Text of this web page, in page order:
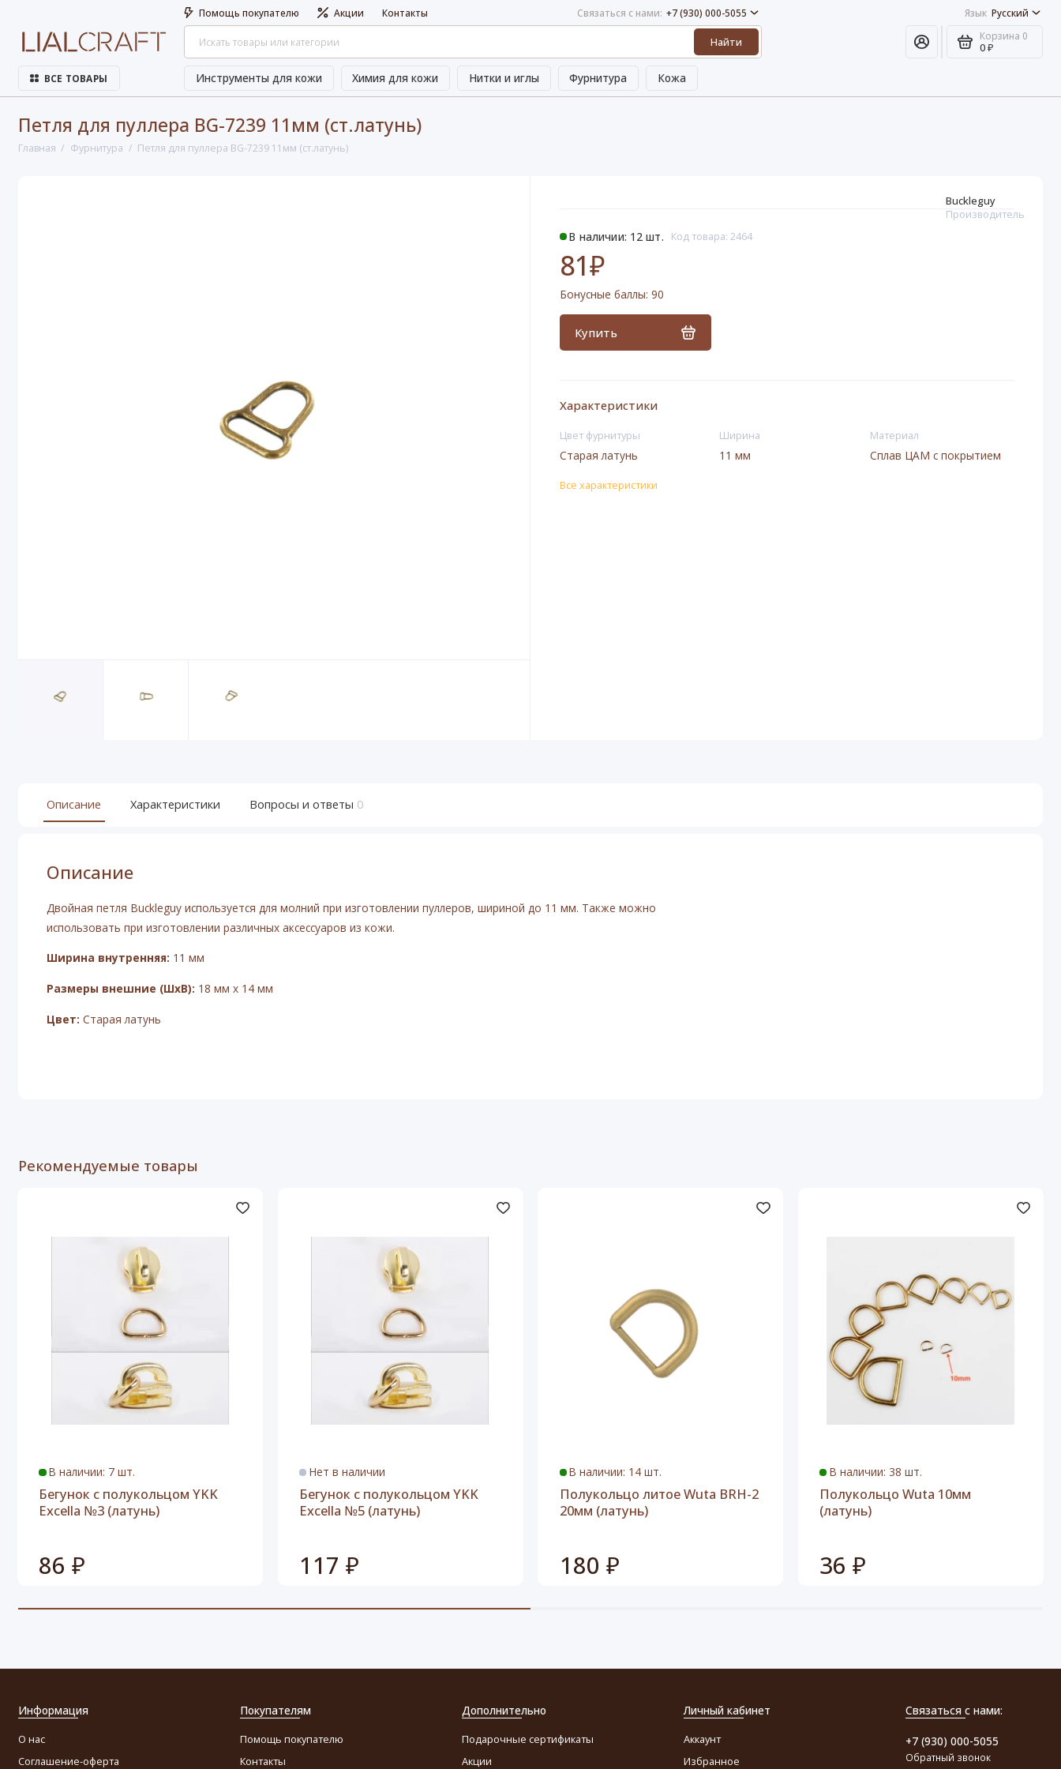
Помощь покупателю Акции Контакты Связаться с нами: +7 (930) 000-5055 Язык Русский
Найти Корзина 0
0 ₽
ВСЕ ТОВАРЫ Инструменты для кожи Химия для кожи Нитки и иглы Фурнитура Кожа
Петля для пуллера BG-7239 11мм (ст.латунь)
Главная Фурнитура Петля для пуллера BG-7239 11мм (ст.латунь)
В наличии: 12 шт. Код товара: 2464
Buckleguy
Производитель
81₽
Бонусные баллы: 90
Купить
Характеристики
Цвет фурнитуры
Старая латунь
Ширина
11 мм
Материал
Сплав ЦАМ с покрытием
Все характеристики
Описание Характеристики Вопросы и ответы 0
Описание
Двойная петля Buckleguy используется для молний при изготовлении пуллеров, шириной до 11 мм. Также можно
использовать при изготовлении различных аксессуаров из кожи.
Ширина внутренняя: 11 мм
Размеры внешние (ШхВ): 18 мм х 14 мм
Цвет: Старая латунь
Рекомендуемые товары
В наличии: 7 шт.
Бегунок с полукольцом YKK
Excella №3 (латунь)
86 ₽
Нет в наличии
Бегунок с полукольцом YKK
Excella №5 (латунь)
117 ₽
В наличии: 14 шт.
Полукольцо литое Wuta BRH-2
20мм (латунь)
180 ₽
В наличии: 38 шт.
Полукольцо Wuta 10мм
(латунь)
36 ₽
Информация
О нас
Соглашение-оферта
Покупателям
Помощь покупателю
Контакты
Дополнительно
Подарочные сертификаты
Акции
Личный кабинет
Аккаунт
Избранное
Связаться с нами:
+7 (930) 000-5055
Обратный звонок